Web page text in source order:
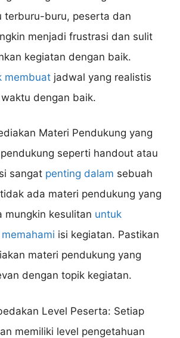
terburu-buru, peserta dan
menjadi frustrasi dan sulit
kegiatan dengan baik.
membuat jadwal yang realistis
dengan baik.
Materi Pendukung yang
seperti handout atau
sangat penting dalam sebuah
ada materi pendukung yang
mungkin kesulitan untuk
isi kegiatan. Pastikan
materi pendukung yang
dengan topik kegiatan.
Level Peserta: Setiap
memiliki level pengetahuan